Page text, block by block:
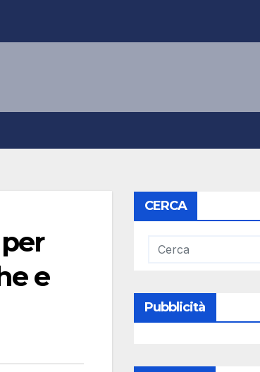
e
CERCA
Pubblicità